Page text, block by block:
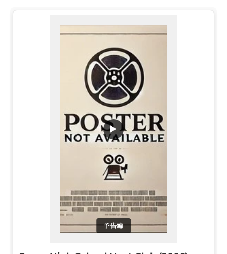
予告編
▶